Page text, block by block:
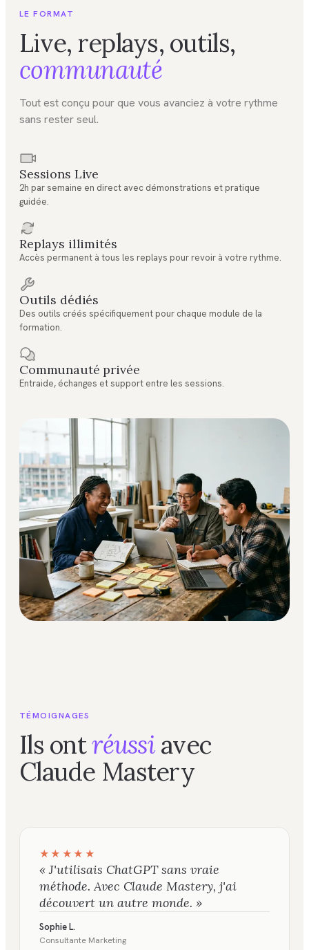
LE FORMAT
Live, replays, outils,
communauté
Tout est conçu pour que vous avanciez à votre rythme
sans rester seul.
Sessions Live
2h par semaine en direct avec démonstrations et pratique
guidée.
Replays illimités
Accès permanent à tous les replays pour revoir à votre rythme.
Outils dédiés
Des outils créés spécifiquement pour chaque module de la
formation.
Communauté privée
Entraide, échanges et support entre les sessions.
TÉMOIGNAGES
Ils ontréussiavec
Claude Mastery
★★★★★
«J'utilisais ChatGPT sans vraie
méthode. Avec Claude Mastery, j'ai
découvert un autre monde. »
Sophie L.
Consultante Marketing